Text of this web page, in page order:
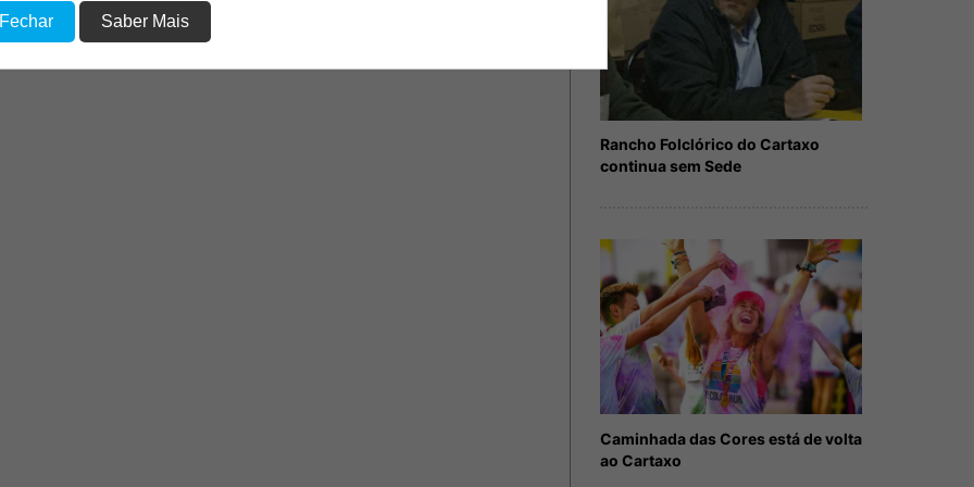
Rancho Folclórico do Cartaxo
continua sem Sede
Caminhada das Cores está de volta
ao Cartaxo
Saber Mais